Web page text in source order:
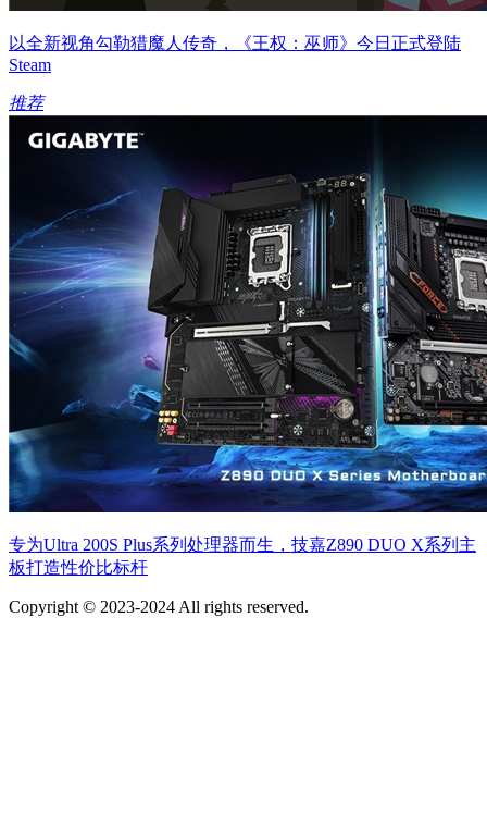
以全新视角勾勒猎魔人传奇，《王权：巫师》今日正式登陆
Steam
推荐
专为Ultra 200S Plus系列处理器而生，技嘉Z890 DUO X系列主
板打造性价比标杆
Copyright © 2023-2024 All rights reserved.